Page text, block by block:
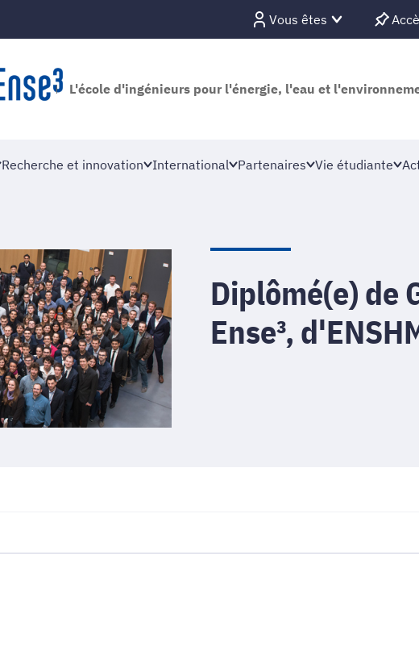
Vous êtes
L'école d'ingénieurs pour l'énergie, l'eau et
Recherche et innovation International Partenaires Vie étudiante
Diplômé(e) de
Ense³,